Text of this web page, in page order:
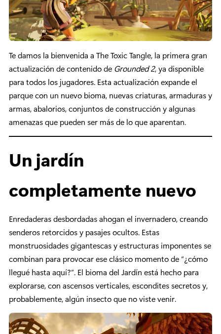
Te damos la bienvenida a The Toxic Tangle, la primera gran
actualización de contenido de Grounded 2, ya disponible
para todos los jugadores. Esta actualización expande el
parque con un nuevo bioma, nuevas criaturas, armaduras y
armas, abalorios, conjuntos de construcción y algunas
amenazas que pueden ser más de lo que aparentan.
Un jardín
completamente nuevo
Enredaderas desbordadas ahogan el invernadero, creando
senderos retorcidos y pasajes ocultos. Estas
monstruosidades gigantescas y estructuras imponentes se
combinan para provocar ese clásico momento de “¿cómo
llegué hasta aquí?”. El bioma del Jardín está hecho para
explorarse, con ascensos verticales, escondites secretos y,
probablemente, algún insecto que no viste venir.